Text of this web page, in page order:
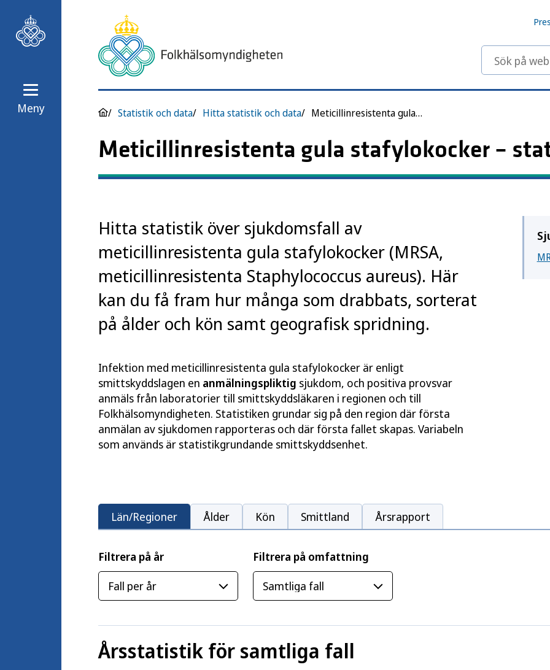
Meny
Sök på
Statistik och data Hitta statistik och data Meticillinresistenta gula stafylokocker
Meticillinresistenta gula stafylokocker –
Hitta statistik över sjukdomsfall av
meticillinresistenta gula stafylokocker (MRSA,
meticillinresistenta Staphylococcus aureus). Här
kan du få fram hur många som drabbats, sorterat
på ålder och kön samt geografisk spridning.
Infektion med meticillinresistenta gula stafylokocker är enligt
smittskyddslagen en anmälningspliktig sjukdom, och positiva provsvar
anmäls från laboratorier till smittskyddsläkaren i regionen och till
Folkhälsomyndigheten. Statistiken grundar sig på den region där första
anmälan av sjukdomen rapporteras och där första fallet skapas. Variabeln
som används är statistikgrundande smittskyddsenhet.
Län/Regioner Ålder Kön Smittland Årsrapport
Filtrera på år Filtrera på omfattning
Årsstatistik för samtliga fall